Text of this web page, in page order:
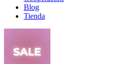
Blog
Tienda